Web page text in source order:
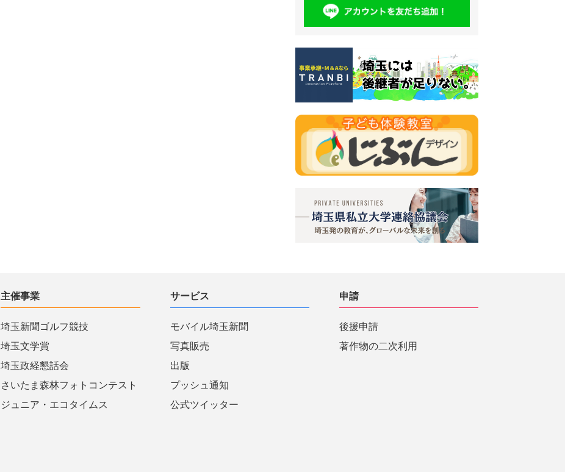
主催事業
埼玉新聞ゴルフ競技
埼玉文学賞
埼玉政経懇話会
さいたま森林フォトコンテスト
ジュニア・エコタイムス
サービス
モバイル埼玉新聞
写真販売
出版
プッシュ通知
公式ツイッター
申請
後援申請
著作物の二次利用